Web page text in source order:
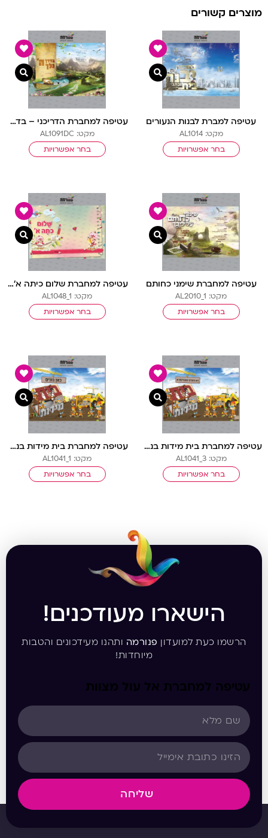
מוצרים קשורים
עטיפה למברת לבנות הנעורים
מקט: AL1014
בחר אפשרויות
עטיפה למחברת הדריכני – בדרך ה’ נלך
מקט: AL1091DC
בחר אפשרויות
עטיפה למחברת שימני כחותם
מקט: AL2010_1
בחר אפשרויות
עטיפה למחברת שלום כיתה א’ – תותית
מקט: AL1048_1
בחר אפשרויות
עטיפה למחברת בית מידות בנאיות – אידיש
מקט: AL1041_3
בחר אפשרויות
עטיפה למחברת בית מידות בנאיות
מקט: AL1041_1
בחר אפשרויות
הישארו מעודכנים!
הרשמו כעת למועדון פנורמה ותהנו מעידכונים והטבות
מיוחדות!
עטיפה למחברת אל עול מצוות
שליחה